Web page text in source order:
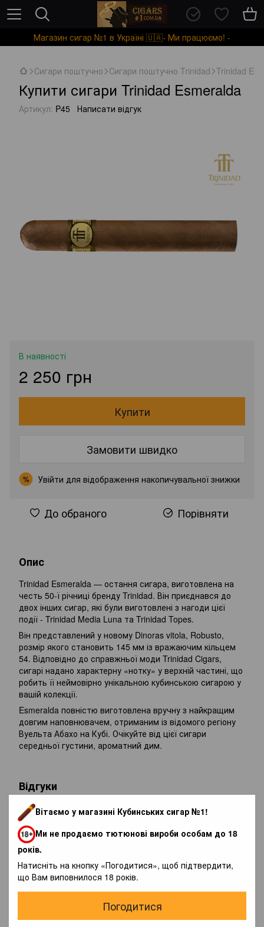
Вітаємо у магазині Кубинських сигар №1!
Ми не продаємо тютюнові вироби особам до 18
років.
Натисніть на кнопку «Погодитися», щоб підтвердити,
що Вам виповнилося 18 років.
Погодитися
Магазин сигар №1 в Україні 🇺🇦- Ми працюємо! -
Сигари поштучно Сигари поштучно Trinidad Trinidad
Купити сигари Trinidad Esmeralda
Артикул: P45 Написати відгук
В наявності
2 250 грн
Купити
Замовити швидко
% Увійти для відображення накопичувальної знижки
До обраного Порівняти
Опис
Trinidad Esmeralda — остання сигара, виготовлена ​​на
честь 50-ї річниці бренду Trinidad. Він приєднався до
двох інших сигар, які були виготовлені з нагоди цієї
події - Trinidad Media Luna та Trinidad Topes.
Він представлений у новому Dinoras vitola, Robusto,
розмір якого становить 145 мм із вражаючим кільцем
54. Відповідно до справжньої моди Trinidad Cigars,
сигарі надано характерну «нотку» у верхній частині, що
робить її неймовірно унікальною кубинською сигарою у
вашій колекції.
Esmeralda повністю виготовлена ​​вручну з найкращим
довгим наповнювачем, отриманим із відомого регіону
Вуельта Абахо на Кубі. Очікуйте від цієї сигари
середньої густини, ароматний дим.
Відгуки
Додайте перший відгук
Написати відгук